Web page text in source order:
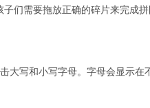
们需要拖放正确的碎片来完成
大写和小写字母。字母会显示在